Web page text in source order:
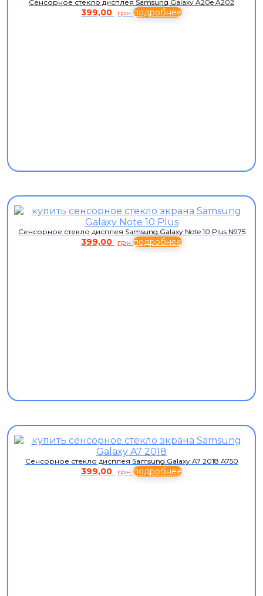
Сенсорное стекло дисплея Samsung Galaxy A20e A202
399,00 грн подробнее
Сенсорное стекло дисплея Samsung Galaxy Note 10 Plus N975
399,00 грн подробнее
Сенсорное стекло дисплея Samsung Galaxy A7 2018 A750
399,00 грн подробнее